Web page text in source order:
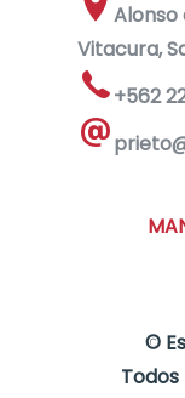
Alonso
Vitacura,
+562
©